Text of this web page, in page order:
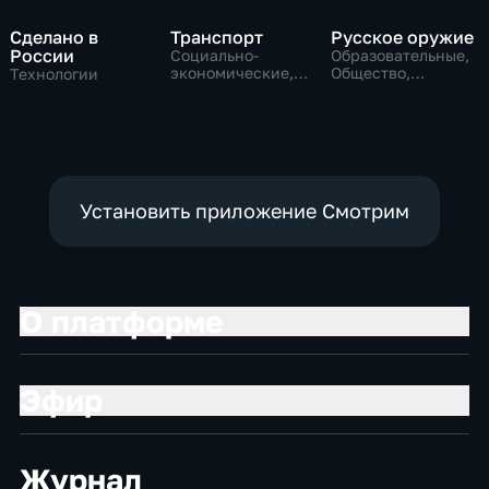
Сделано в
России
Технологии
Транспорт
Социально-
экономические,
Русское оружие
Образовательные,
Общество,
Установить приложение Смотрим
Журнал